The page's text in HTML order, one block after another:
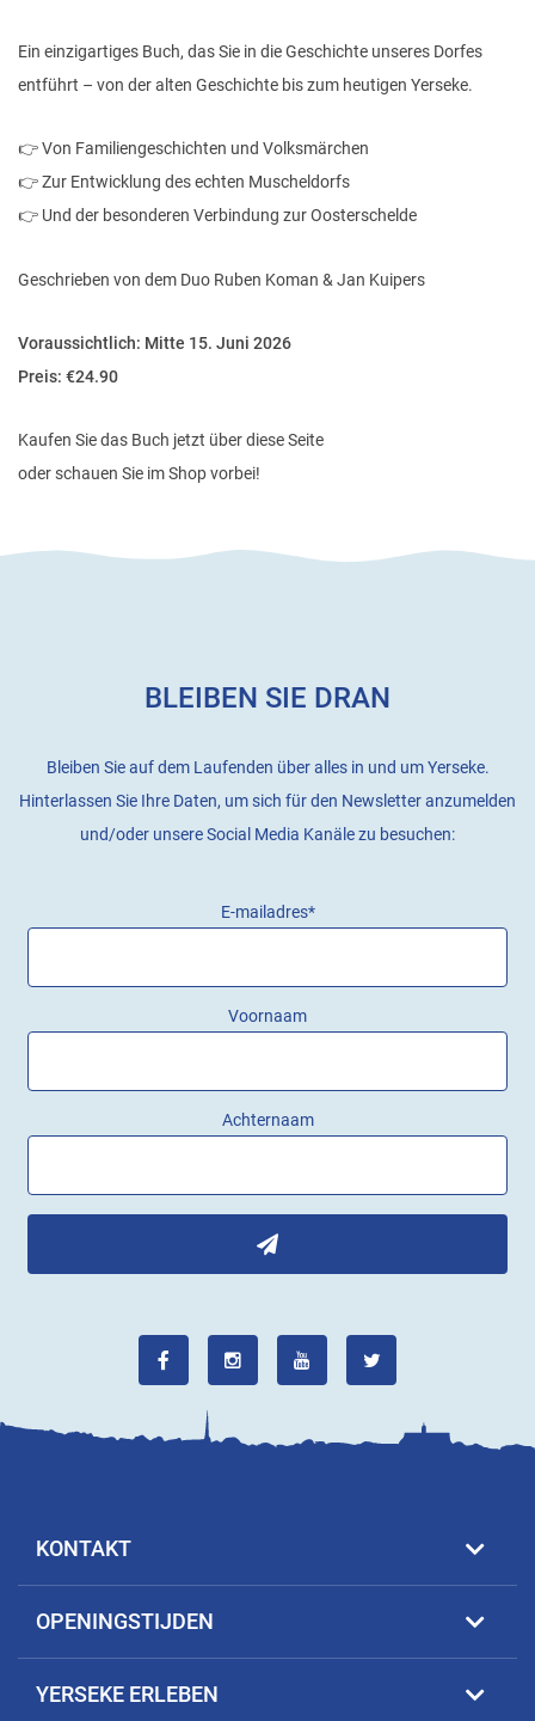
Ein einzigartiges Buch, das Sie in die Geschichte unseres Dorfes
entführt – von der alten Geschichte bis zum heutigen Yerseke.
👉 Von Familiengeschichten und Volksmärchen
👉 Zur Entwicklung des echten Muscheldorfs
👉 Und der besonderen Verbindung zur Oosterschelde
Geschrieben von dem Duo Ruben Koman & Jan Kuipers
Voraussichtlich: Mitte 15. Juni 2026
Preis: €24.90
Kaufen Sie das Buch jetzt über diese Seite
oder schauen Sie im Shop vorbei!
BLEIBEN SIE DRAN
Bleiben Sie auf dem Laufenden über alles in und um Yerseke.
Hinterlassen Sie Ihre Daten, um sich für den Newsletter anzumelden
und/oder unsere Social Media Kanäle zu besuchen:
E-mailadres*
Voornaam
Achternaam
KONTAKT
OPENINGSTIJDEN
YERSEKE ERLEBEN